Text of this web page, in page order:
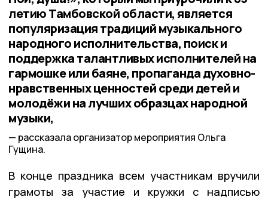
летию Тамбовской области, является
популяризация традиций музыкального
народного исполнительства, поиск и
поддержка талантливых исполнителей на
гармошке или баяне, пропаганда духовно-
нравственных ценностей среди детей и
молодёжи на лучших образцах народной
музыки,
рассказала организатор мероприятия Ольга
Гущина.
В конце праздника всем участникам вручили
грамоты за участие и кружки с надписью